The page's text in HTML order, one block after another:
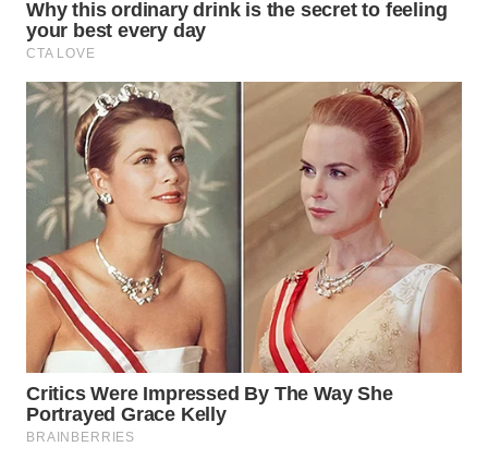
WN
SIMALUNGUN
WN
LABUHANBATU
WN
TAPANULI
TENGAH
WN DELI
SERDANG
TEBING
TINGGI